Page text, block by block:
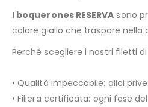
I boquerones RESERVA sono
colore giallo che traspare nella
Perché scegliere i nostri filetti
• Qualità impeccabile: alici
• Filiera certificata: ogni fase